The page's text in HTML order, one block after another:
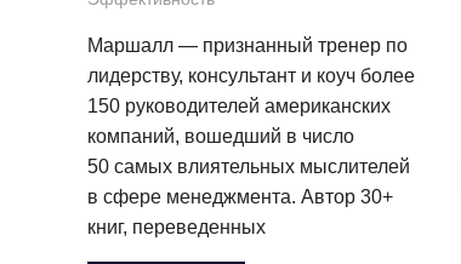
Маршалл — признанный тренер по
лидерству, консультант и коуч более
150 руководителей американских
компаний, вошедший в число
50 самых влиятельных мыслителей
в сфере менеджмента. Автор 30+
книг, переведенных